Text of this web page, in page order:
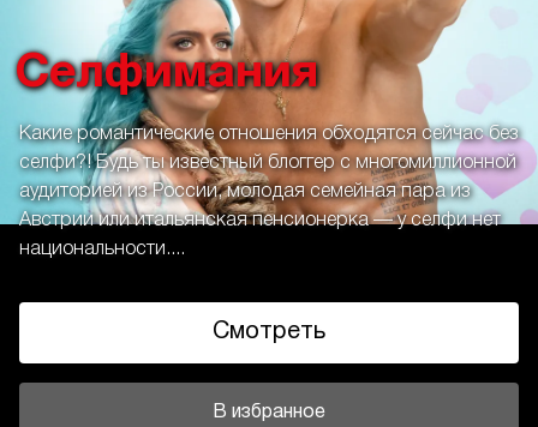
Селфимания
Какие романтические отношения обходятся сейчас без
селфи?! Будь ты известный блоггер с многомиллионной
аудиторией из России, молодая семейная пара из
Австрии или итальянская пенсионерка — у селфи нет
национальности....
Смотреть
В избранное